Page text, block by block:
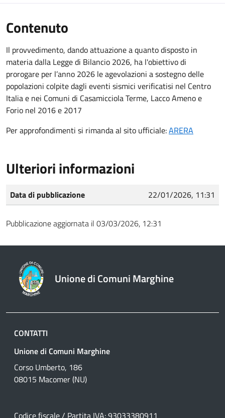
Contenuto
Il provvedimento, dando attuazione a quanto disposto in
materia dalla Legge di Bilancio 2026, ha l'obiettivo di
prorogare per l’anno 2026 le agevolazioni a sostegno delle
popolazioni colpite dagli eventi sismici verificatisi nel Centro
Italia e nei Comuni di Casamicciola Terme, Lacco Ameno e
Forio nel 2016 e 2017
Per approfondimenti si rimanda al sito ufficiale:ARERA
Ulteriori informazioni
Data di pubblicazione 22/01/2026, 11:31
Pubblicazione aggiornata il 03/03/2026, 12:31
Unione di Comuni Marghine
CONTATTI
Unione di Comuni Marghine
Corso Umberto, 186
08015 Macomer (NU)
Codice fiscale / Partita IVA: 93033380911